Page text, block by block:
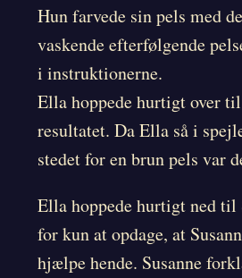
Hun farvede sin pels med
vaskende efterfølgende
i instruktionerne.
Ella hoppede hurtigt over
resultatet. Da Ella så i
stedet for en brun pels var
Ella hoppede hurtigt ned til
for kun at opdage, at
hjælpe hende. Susanne